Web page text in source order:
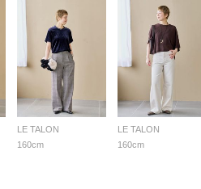
LE TALON
160cm
LE TALON
160cm